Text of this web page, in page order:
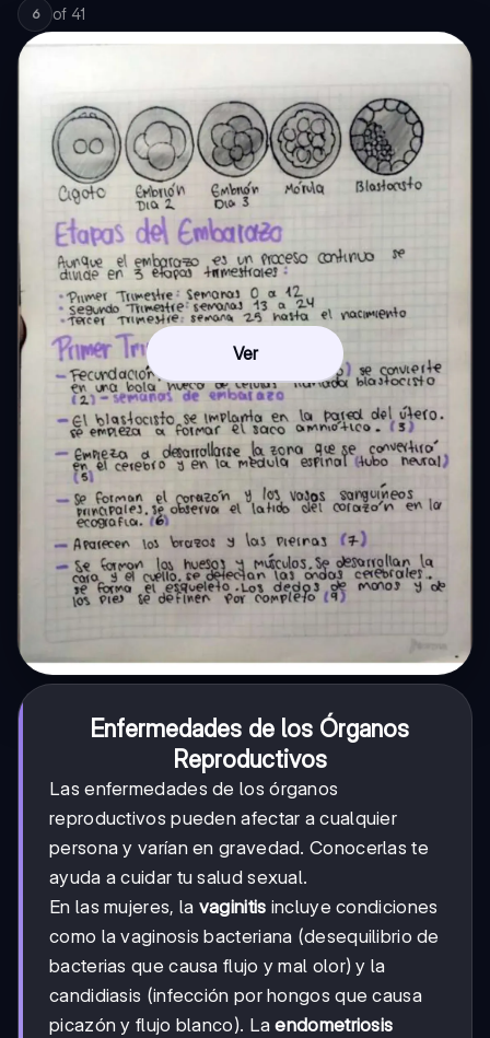
6 of 41
Ver
Enfermedades de los Órganos
Reproductivos
Las enfermedades de los órganos
reproductivos pueden afectar a cualquier
persona y varían en gravedad. Conocerlas te
ayuda a cuidar tu salud sexual.
En las mujeres, la vaginitis incluye condiciones
como la vaginosis bacteriana (desequilibrio de
bacterias que causa flujo y mal olor) y la
candidiasis (infección por hongos que causa
picazón y flujo blanco). Laendometriosis